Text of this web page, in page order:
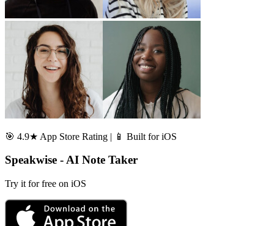
🎯 4.9★ App Store Rating | 📱 Built for iOS
Speakwise - AI Note Taker
Try it for free on iOS